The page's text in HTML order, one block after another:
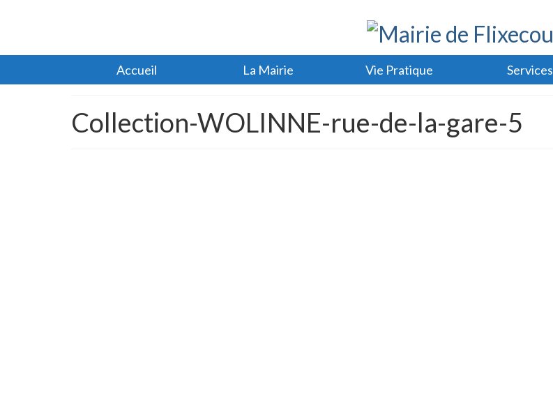
Accueil La Mairie Vie Pratique Services
Collection-WOLINNE-rue-de-la-gare-5